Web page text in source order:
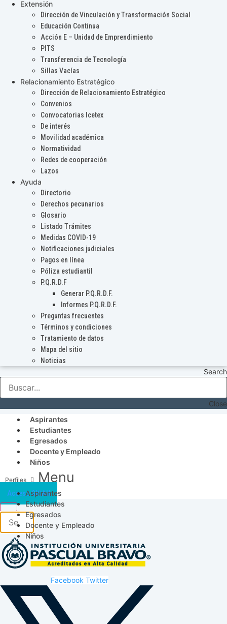
Extensión
Dirección de Vinculación y Transformación Social
Educación Continua
Acción E – Unidad de Emprendimiento
PITS
Transferencia de Tecnología
Sillas Vacías
Relacionamiento Estratégico
Dirección de Relacionamiento Estratégico
Convenios
Convocatorias Icetex
De interés
Movilidad académica
Normatividad
Redes de cooperación
Lazos
Ayuda
Directorio
Derechos pecunarios
Glosario
Listado Trámites
Medidas COVID-19
Notificaciones judiciales
Pagos en línea
Póliza estudiantil
P.Q.R.D.F
Generar P.Q.R.D.F.
Informes P.Q.R.D.F.
Preguntas frecuentes
Términos y condiciones
Tratamiento de datos
Mapa del sitio
Noticias
Search
Close
Aspirantes
Estudiantes
Egresados
Docente y Empleado
Niños
Menu
Aspirantes
Estudiantes
Egresados
Docente y Empleado
Niños
Acceso SICAU
Facebook Twitter